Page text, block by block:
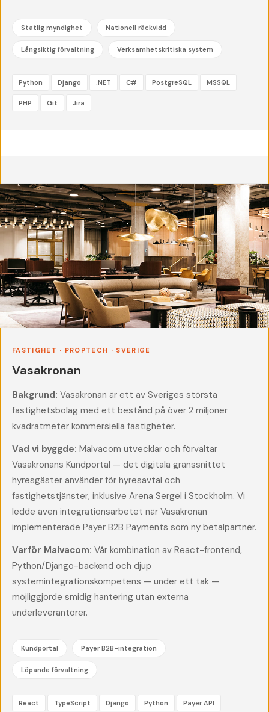
Statlig myndighet Nationell räckvidd
Långsiktig förvaltning Verksamhetskritiska system
Python Django .NET C# PostgreSQL MSSQL
PHP Git Jira
FASTIGHET · PROPTECH · SVERIGE
Vasakronan
Bakgrund: Vasakronan är ett av Sveriges största
fastighetsbolag med ett bestånd på över 2 miljoner
kvadratmeter kommersiella fastigheter.
Vad vi byggde: Malvacom utvecklar och förvaltar
Vasakronans Kundportal — det digitala gränssnittet
hyresgäster använder för hyresavtal och
fastighetstjänster, inklusive Arena Sergel i Stockholm. Vi
ledde även integrationsarbetet när Vasakronan
implementerade Payer B2B Payments som ny betalpartner.
Varför Malvacom: Vår kombination av React-frontend,
Python/Django-backend och djup
systemintegrationskompetens — under ett tak —
möjliggjorde smidig hantering utan externa
underleverantörer.
Kundportal Payer B2B-integration
Löpande förvaltning
React TypeScript Django Python Payer API